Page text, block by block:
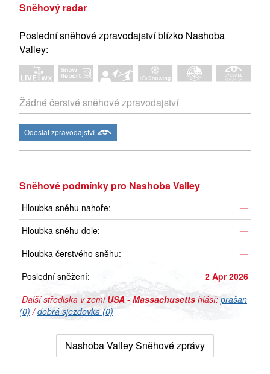
Sněhový radar
Poslední sněhové zpravodajství blízko Nashoba
Valley:
Žádné čerstvé sněhové zpravodajství
Odeslat zpravodajství
Sněhové podmínky pro Nashoba Valley
Hloubka sněhu nahoře:
—
Hloubka sněhu dole:
—
Hloubka čerstvého sněhu:
—
Poslední sněžení:
2 Apr 2026
Další střediska v zemi USA - Massachusetts hlásí: prašan
(0) /dobrá sjezdovka (0)
Nashoba Valley Sněhové zprávy